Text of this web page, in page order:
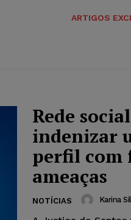
ARTIGOS
Rede
indenizar
perfil com
ameaças
NOTÍCIAS Karina